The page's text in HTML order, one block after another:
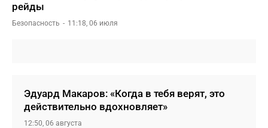
рейды
Безопасность 11:18, 06 июля
Эдуард Макаров: «Когда в тебя верят, это
действительно вдохновляет»
12:50, 06 августа